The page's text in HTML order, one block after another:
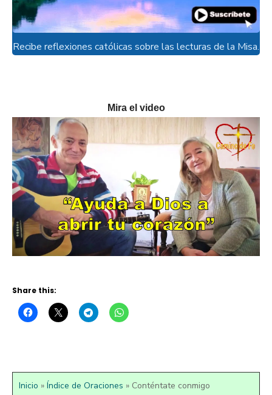
Recibe reflexiones católicas sobre las lecturas de la Misa.
Mira el video
Share this:
Inicio » Índice de Oraciones » Conténtate conmigo